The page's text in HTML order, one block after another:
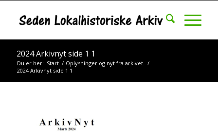
2024 Arkivnyt side 1 1
Du er her: Start / Oplysninger og nyt fra arkivet. /
2024 Arkivnyt side 1 1